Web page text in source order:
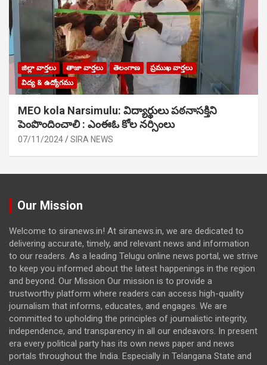
జిల్లా వార్తలు తాజా వార్తలు తెలంగాణ
ప్రముఖ వార్తలు
విద్య & ఉద్యోగము
MEO kola Narsimulu: విద్యార్థులు పఠ‌నాసక్తిని
పెంపొందించాలి : ఎంఈఓ కోల నర్సింలు
07/11/2024 SIRA NEWS
Our Mission
Welcome to siranews.in! At siranews.in, we are dedicated to
delivering accurate, timely, and relevant news and information
to our readers. As a leading Telugu online news portal, we strive
to keep you informed about the latest happenings in the region
and beyond. Our Mission Our mission is to provide a
trustworthy platform where readers can access high-quality
journalism that informs, educates, and engages. We are
committed to upholding the principles of journalistic integrity,
independence, and transparency in all our endeavors. In present
era every political party has its own news paper and news
portals throughout the India. Especially in Telangana State and